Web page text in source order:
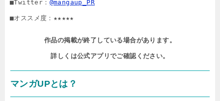
■Twitter： @mangaup_PR
■オススメ度：★★★★★
作品の掲載が終了している場合があります。
詳しくは公式アプリでご確認ください。
マンガUPとは？